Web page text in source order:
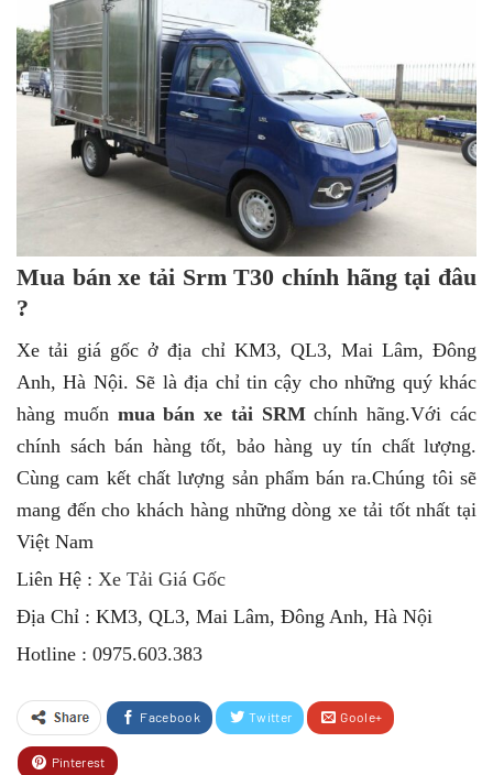
Mua bán xe tải Srm T30 chính hãng tại đâu
?
Xe tải giá gốc ở địa chỉ KM3, QL3, Mai Lâm, Đông
Anh, Hà Nội. Sẽ là địa chỉ tin cậy cho những quý khác
hàng muốn mua bán xe tải SRM chính hãng.Với các
chính sách bán hàng tốt, bảo hàng uy tín chất lượng.
Cùng cam kết chất lượng sản phẩm bán ra.Chúng tôi sẽ
mang đến cho khách hàng những dòng xe tải tốt nhất tại
Việt Nam
Liên Hệ : Xe Tải Giá Gốc
Địa Chỉ : KM3, QL3, Mai Lâm, Đông Anh, Hà Nội
Hotline : 0975.603.383
Facebook Twitter Goole+
Pinterest